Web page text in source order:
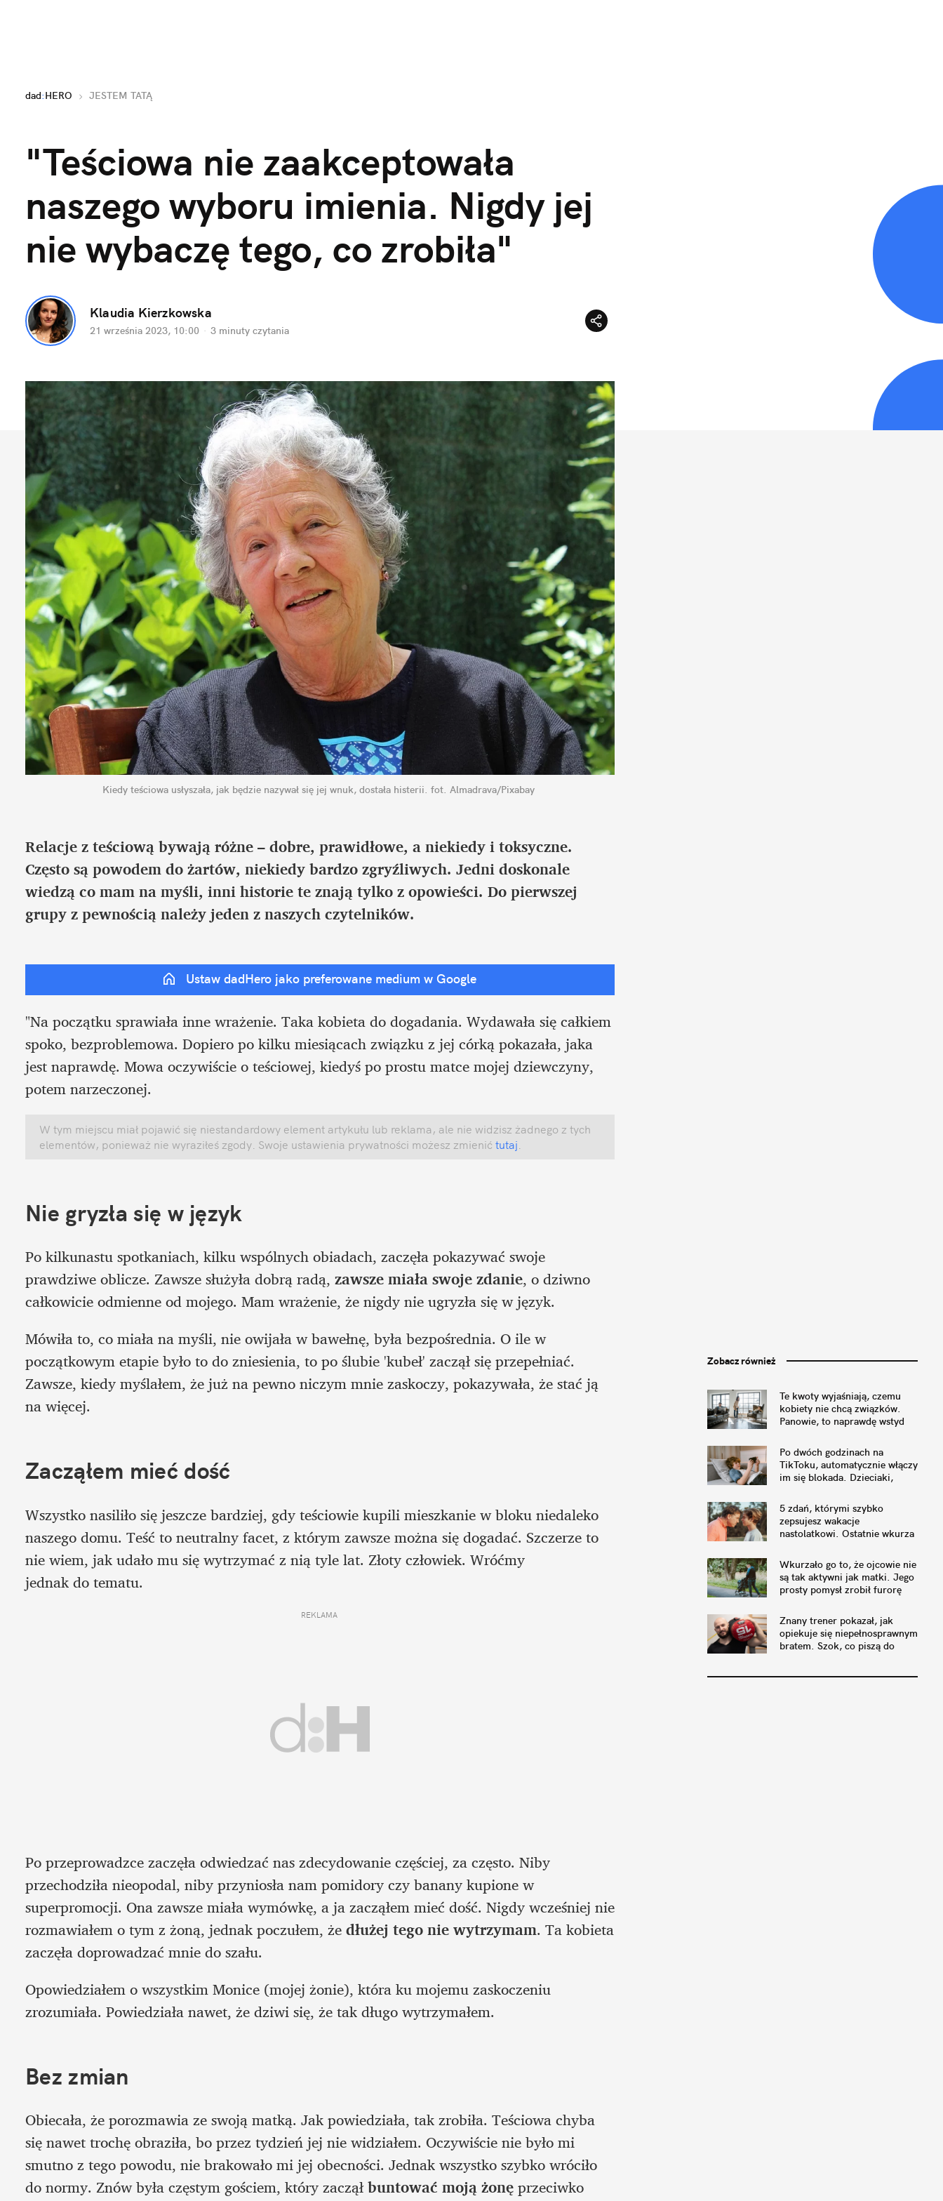
dad:HERO JESTEM TATĄ
"Teściowa nie zaakceptowała
naszego wyboru imienia. Nigdy jej
nie wybaczę tego, co zrobiła"
Klaudia Kierzkowska
21 września 2023, 10:00 · 3 minuty czytania
Kiedy teściowa usłyszała, jak będzie nazywał się jej wnuk, dostała histerii. fot. Almadrava/Pixabay
Relacje z teściową bywają różne – dobre, prawidłowe, a niekiedy i toksyczne.
Często są powodem do żartów, niekiedy bardzo zgryźliwych. Jedni doskonale
wiedzą co mam na myśli, inni historie te znają tylko z opowieści. Do pierwszej
grupy z pewnością należy jeden z naszych czytelników.
Ustaw dadHero jako preferowane medium w Google
"Na początku sprawiała inne wrażenie. Taka kobieta do dogadania. Wydawała się całkiem
spoko, bezproblemowa. Dopiero po kilku miesiącach związku z jej córką pokazała, jaka
jest naprawdę. Mowa oczywiście o teściowej, kiedyś po prostu matce mojej dziewczyny,
potem narzeczonej.
W tym miejscu miał pojawić się niestandardowy element artykułu lub reklama, ale nie widzisz żadnego z tych
elementów, ponieważ nie wyraziłeś zgody. Swoje ustawienia prywatności możesz zmienić tutaj
Nie gryzła się w język
Po kilkunastu spotkaniach, kilku wspólnych obiadach, zaczęła pokazywać swoje
prawdziwe oblicze. Zawsze służyła dobrą radą, zawsze miała swoje zdanie, o dziwno
całkowicie odmienne od mojego. Mam wrażenie, że nigdy nie ugryzła się w język.
Mówiła to, co miała na myśli, nie owijała w bawełnę, była bezpośrednia. O ile w
początkowym etapie było to do zniesienia, to po ślubie 'kubeł' zaczął się przepełniać.
Zawsze, kiedy myślałem, że już na pewno niczym mnie zaskoczy, pokazywała, że stać ją
na więcej.
Zacząłem mieć dość
Wszystko nasiliło się jeszcze bardziej, gdy teściowie kupili mieszkanie w bloku niedaleko
naszego domu. Teść to neutralny facet, z którym zawsze można się dogadać. Szczerze to
nie wiem, jak udało mu się wytrzymać z nią tyle lat. Złoty człowiek. Wróćmy
jednak do tematu.
REKLAMA
Po przeprowadzce zaczęła odwiedzać nas zdecydowanie częściej, za często. Niby
przechodziła nieopodal, niby przyniosła nam pomidory czy banany kupione w
superpromocji. Ona zawsze miała wymówkę, a ja zacząłem mieć dość. Nigdy wcześniej nie
rozmawiałem o tym z żoną, jednak poczułem, że dłużej tego nie wytrzymam. Ta kobieta
zaczęła doprowadzać mnie do szału.
Opowiedziałem o wszystkim Monice (mojej żonie), która ku mojemu zaskoczeniu
zrozumiała. Powiedziała nawet, że dziwi się, że tak długo wytrzymałem.
Bez zmian
Obiecała, że porozmawia ze swoją matką. Jak powiedziała, tak zrobiła. Teściowa chyba
się nawet trochę obraziła, bo przez tydzień jej nie widziałem. Oczywiście nie było mi
smutno z tego powodu, nie brakowało mi jej obecności. Jednak wszystko szybko wróciło
do normy. Znów była częstym gościem, który zaczął buntować moją żonę przeciwko
Zobacz również
Te kwoty wyjaśniają, czemu
kobiety nie chcą związków.
Panowie, to naprawdę wstyd
Po dwóch godzinach na
TikToku, automatycznie włączy
im się blokada. Dzieciaki,
5 zdań, którymi szybko
zepsujesz wakacje
nastolatkowi. Ostatnie wkurza
Wkurzało go to, że ojcowie nie
są tak aktywni jak matki. Jego
prosty pomysł zrobił furorę
Znany trener pokazał, jak
opiekuje się niepełnosprawnym
bratem. Szok, co piszą do